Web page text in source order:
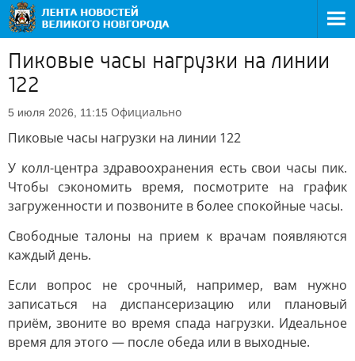
Пиковые часы нагрузки на линии
122
5 июля 2026, 11:15 Официально
Пиковые часы нагрузки на линии 122
У колл-центра здравоохранения есть свои часы пик.
Чтобы сэкономить время, посмотрите на график
загруженности и позвоните в более спокойные часы.
Свободные талоны на прием к врачам появляются
каждый день.
Если вопрос не срочный, например, вам нужно
записаться на диспансеризацию или плановый
приём, звоните во время спада нагрузки. Идеальное
время для этого — после обеда или в выходные.